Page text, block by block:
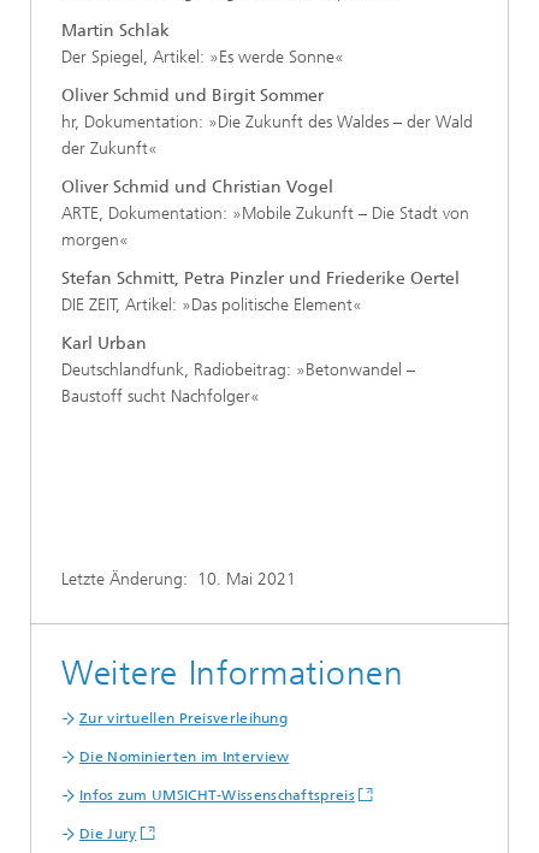
Martin Schlak
Der Spiegel, Artikel: »Es werde Sonne«
Oliver Schmid und Birgit Sommer
hr, Dokumentation: »Die Zukunft des Waldes – der Wald
der Zukunft«
Oliver Schmid und Christian Vogel
ARTE, Dokumentation: »Mobile Zukunft – Die Stadt von
morgen«
Stefan Schmitt, Petra Pinzler und Friederike Oertel
DIE ZEIT, Artikel: »Das politische Element«
Karl Urban
Deutschlandfunk, Radiobeitrag: »Betonwandel –
Baustoff sucht Nachfolger«
Letzte Änderung: 10. Mai 2021
Weitere Informationen
Zur virtuellen Preisverleihung
Die Nominierten im Interview
Infos zum UMSICHT-Wissenschaftspreis
Die Jury